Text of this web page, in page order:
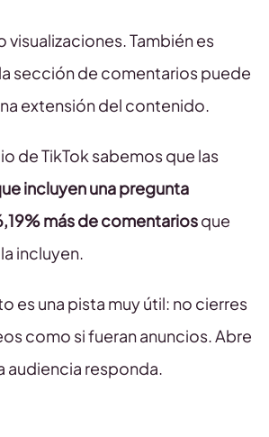
visualizaciones. También es
sección de comentarios puede
extensión del contenido.
de TikTok sabemos que las
incluyen una pregunta
más de comentariosque
incluyen.
es una pista muy útil: no cierres
como si fueran anuncios. Abre
audiencia responda.